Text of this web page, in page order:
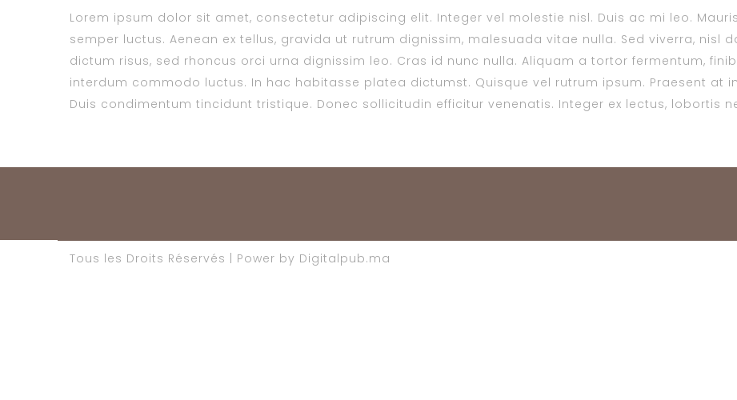
Lorem ipsum dolor sit amet, consectetur adipiscing elit. Integer vel molestie nisl. Duis ac mi leo.
semper luctus. Aenean ex tellus, gravida ut rutrum dignissim, malesuada vitae nulla. Sed viverra, nisl
dictum risus, sed rhoncus orci urna dignissim leo. Cras id nunc nulla. Aliquam a tortor fermentum,
interdum commodo luctus. In hac habitasse platea dictumst. Quisque vel rutrum ipsum. Praesent at
Duis condimentum tincidunt tristique. Donec sollicitudin efficitur venenatis. Integer ex lectus, lobortis
Tous les Droits Réservés | Power by Digitalpub.ma